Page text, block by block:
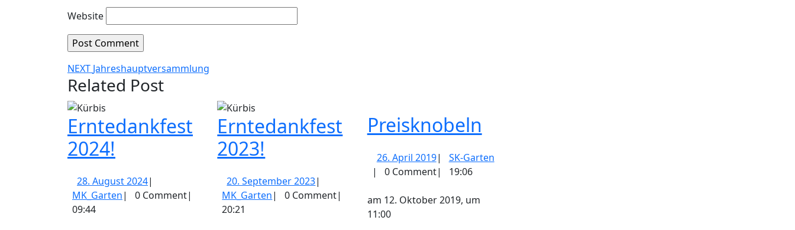
Website
Beitragsnavigation
NEXT Next
post:
Jahreshauptversammlung
Related Post
Erntedankfest
2024! Erntedankfest
28. August 202428.
August
|
MK_GartenMK_Garten
| 0 Comment|
09:44
Erntedankfest
2023! Erntedankfest
20. September 202320.
September
|
MK_GartenMK_Garten
| 0 Comment|
20:21
Preisknobeln
26. April 201926.
April
| SK-GartenSK-
| 0 Comment| 19:06
am 12. Oktober 2019, um
11:00